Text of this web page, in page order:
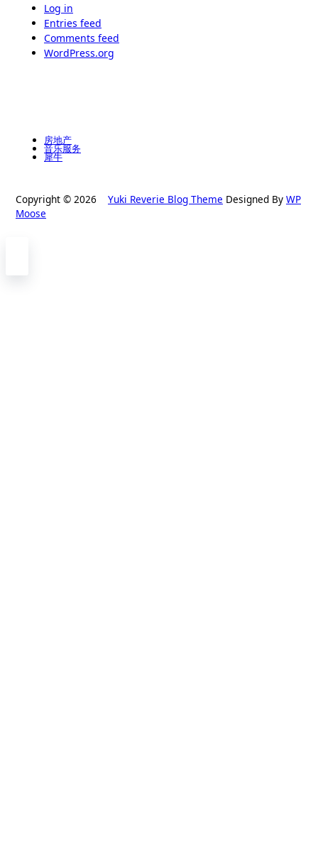
Log in
Entries feed
Comments feed
WordPress.org
房地产
音乐服务
犀牛
Copyright © 2026 Yuki Reverie Blog Theme Designed By WP
Moose